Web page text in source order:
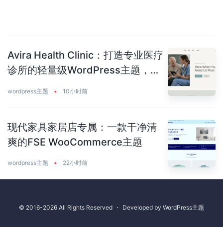
Avira Health Clinic：打造专业医疗
诊所的轻量级WordPress主题，让
wordpress主题 • 10小时前
现代家具家居店专属：一款干净清
爽的FSE WooCommerce主题
wordpress主题 • 22小时前
© 2016-2026 All Rights Reserved ⋅ Developed by WordPress主题